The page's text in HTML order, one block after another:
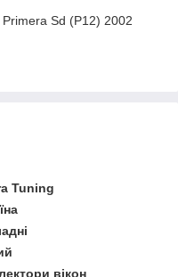
Primera Sd (P12) 2002
Tuning
вікон